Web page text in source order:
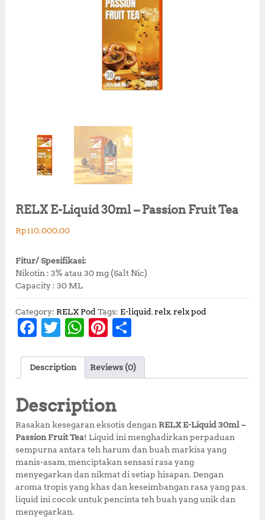
RELX E-Liquid 30ml – Passion Fruit Tea
Rp110,000.00
Fitur/ Spesifikasi:
Nikotin : 3% atau 30 mg (Salt Nic)
Capacity : 30 ML
Category: RELX PodTags: E-liquid,relx,relx pod
F
c
b
o
o
k
T
it
r
W
at
s
A
p
p
Pi
te
r
e
st
a
r
Description Reviews (0)
Description
Rasakan kesegaran eksotis dengan RELX E-Liquid 30ml –
Passion Fruit Tea! Liquid ini menghadirkan perpaduan
sempurna antara teh harum dan buah markisa yang
manis-asam, menciptakan sensasi rasa yang
menyegarkan dan nikmat di setiap hisapan. Dengan
aroma tropis yang khas dan keseimbangan rasa yang pas,
liquid ini cocok untuk pencinta teh buah yang unik dan
menyegarkan.